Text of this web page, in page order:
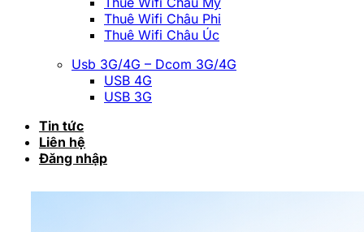
Thuê Wifi Châu Phi
Thuê Wifi Châu Úc
Usb 3G/4G – Dcom 3G/4G
USB 4G
USB 3G
Tin tức
Liên hệ
Đăng nhập